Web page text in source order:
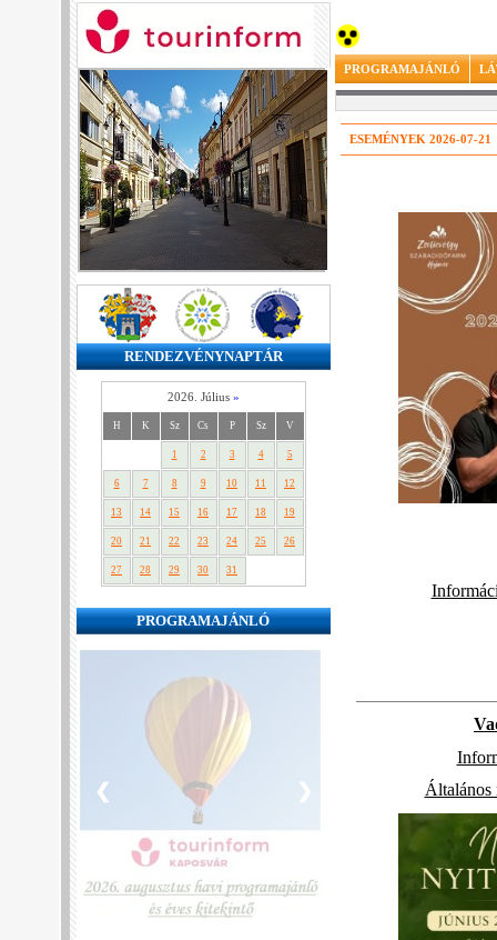
RENDEZVÉNYNAPTÁR
2026. Július »
H K Sz Cs P Sz V
1 2 3 4 5
6 7 8 9 10 11 12
13 14 15 16 17 18 19
20 21 22 23 24 25 26
27 28 29 30 31
PROGRAMAJÁNLÓ
❮ ❯
PROGRAMAJÁNLÓ
ESEMÉNYEK 2026-07-21
Általános